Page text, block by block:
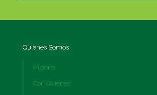
Quiénes Somos
Historia
Con Quienes